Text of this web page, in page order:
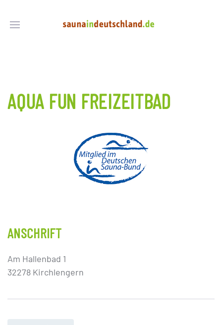
AQUA FUN FREIZEITBAD
ANSCHRIFT
Am Hallenbad 1
32278 Kirchlengern